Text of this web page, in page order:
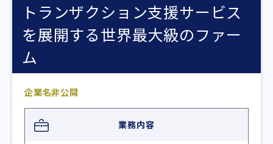
トランザクション支援サービス
を展開する世界最大級のファー
ム
企業名非公開
業務内容